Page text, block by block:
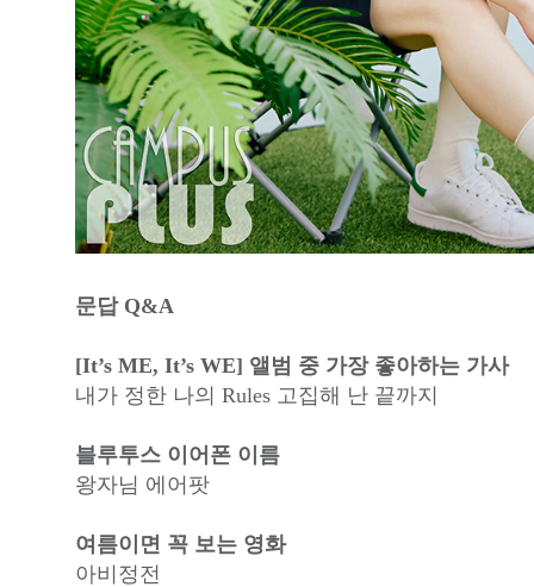
문답 Q&A
[It’s ME, It’s WE] 앨범 중 가장 좋아하는 가사
내가 정한 나의 Rules 고집해 난 끝까지
블루투스 이어폰 이름
왕자님 에어팟
여름이면 꼭 보는 영화
아비정전